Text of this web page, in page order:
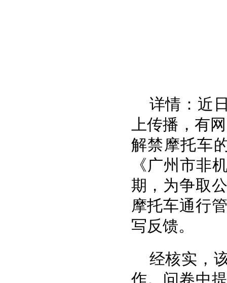
详情：近
上传播，有
解禁摩托车
《广州市非
期，为争取
摩托车通行
写反馈。
经核实，